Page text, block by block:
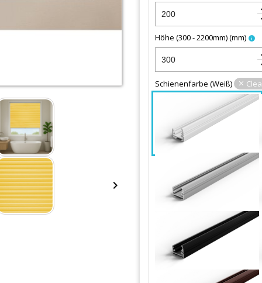

Höhe (300 - 2200mm)(mm) info
Schienenfarbe (Weiß)